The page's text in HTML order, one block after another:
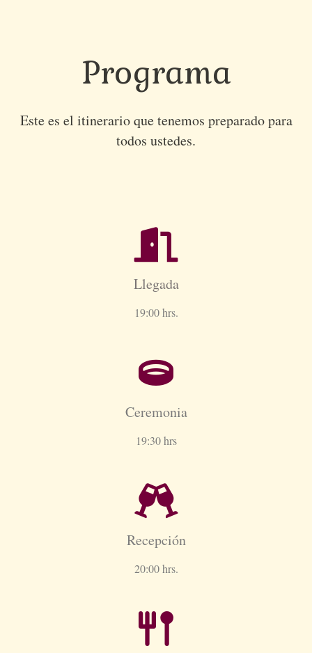
Programa
Este es el itinerario que tenemos preparado para
todos ustedes.
Llegada
19:00 hrs.
Ceremonia
19:30 hrs
Recepción
20:00 hrs.